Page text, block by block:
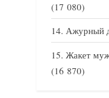
(17 080)
Ажурный
Жакет
(16 870)